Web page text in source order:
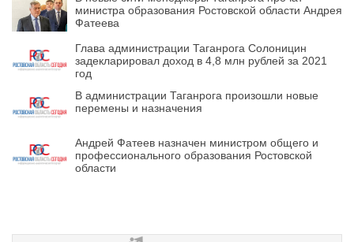
министра образования Ростовской области Андрея
Фатеева
Глава администрации Таганрога Солоницин
задекларировал доход в 4,8 млн рублей за 2021
год
В администрации Таганрога произошли новые
перемены и назначения
Андрей Фатеев назначен министром общего и
профессионального образования Ростовской
области